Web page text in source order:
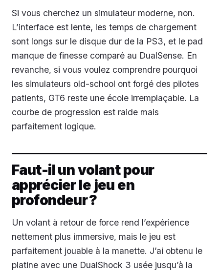
Si vous cherchez un simulateur moderne, non.
L’interface est lente, les temps de chargement
sont longs sur le disque dur de la PS3, et le pad
manque de finesse comparé au DualSense. En
revanche, si vous voulez comprendre pourquoi
les simulateurs old-school ont forgé des pilotes
patients, GT6 reste une école irremplaçable. La
courbe de progression est raide mais
parfaitement logique.
Faut-il un volant pour
apprécier le jeu en
profondeur ?
Un volant à retour de force rend l’expérience
nettement plus immersive, mais le jeu est
parfaitement jouable à la manette. J’ai obtenu le
platine avec une DualShock 3 usée jusqu’à la